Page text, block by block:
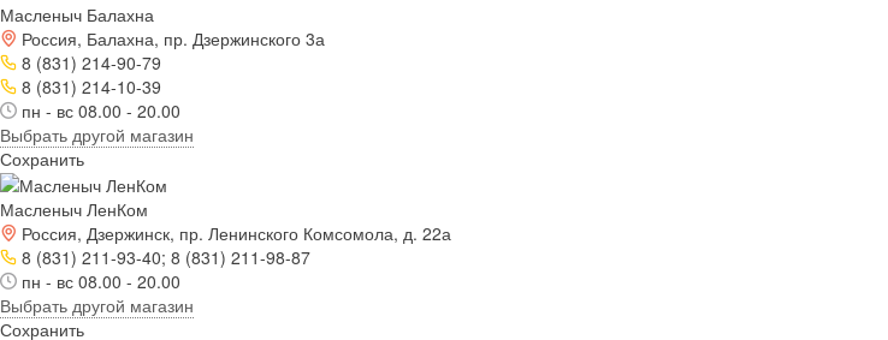
Масленыч Балахна
Россия, Балахна, пр. Дзержинского 3а
8 (831) 214-90-79
8 (831) 214-10-39
пн - вс 08.00 - 20.00
Выбрать другой магазин
Сохранить
Масленыч ЛенКом
Россия, Дзержинск, пр. Ленинского Комсомола, д. 22а
8 (831) 211-93-40; 8 (831) 211-98-87
пн - вс 08.00 - 20.00
Выбрать другой магазин
Сохранить